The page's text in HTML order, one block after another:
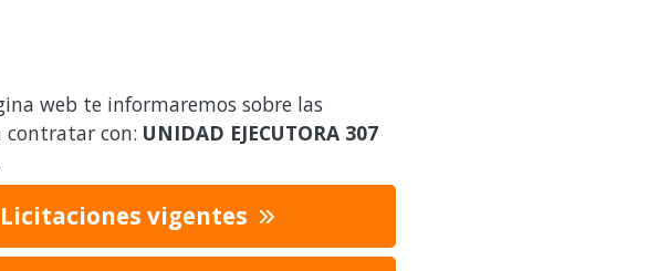
web te informaremos sobre las
con: UNIDAD EJECUTORA 307
Licitaciones vigentes